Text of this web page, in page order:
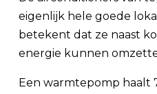
eigenlijk hele goede
betekent dat ze naast
energie kunnen
Een warmtepomp haalt